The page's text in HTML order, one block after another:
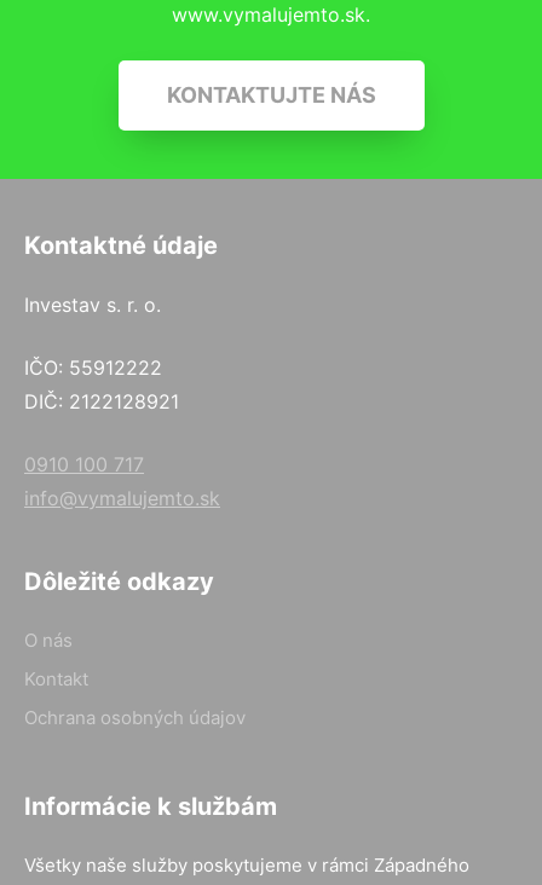
www.vymalujemto.sk.
KONTAKTUJTE NÁS
Kontaktné údaje
Investav s. r. o.
IČO: 55912222
DIČ: 2122128921
0910 100 717
info@vymalujemto.sk
Dôležité odkazy
O nás
Kontakt
Ochrana osobných údajov
Informácie k službám
Všetky naše služby poskytujeme v rámci Západného